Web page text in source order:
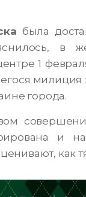
была
в
1
города.
и
как